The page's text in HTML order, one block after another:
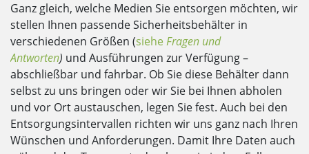
Ganz gleich, welche Medien Sie entsorgen möchten, wir
stellen Ihnen passende Sicherheitsbehälter in
verschiedenen Größen (sieheFragen und
Antworten) und Ausführungen zur Verfügung –
abschließbar und fahrbar. Ob Sie diese Behälter dann
selbst zu uns bringen oder wir Sie bei Ihnen abholen
und vor Ort austauschen, legen Sie fest. Auch bei den
Entsorgungsintervallen richten wir uns ganz nach Ihren
Wünschen und Anforderungen. Damit Ihre Daten auch